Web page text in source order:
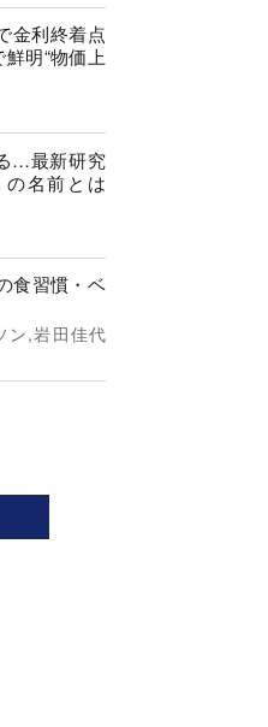
金利終着点
明“物価上
…最新研究
名前とは
食習慣・ベ
ン,岩田佳代